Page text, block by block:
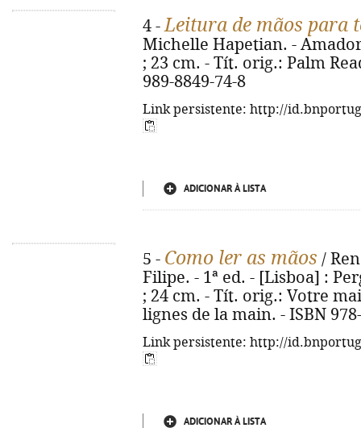
4 -Leitura de mãos para
Michelle Hapetian. -
; 23 cm. - Tít. orig.: Palm
989-8849-74-8
Link persistente: http://
ADICIONAR À LISTA
5 - Como ler as mãos /
Filipe. - 1ª ed. - [Lisboa] :
; 24 cm. - Tít. orig.: Votre
lignes de la main. - ISBN
Link persistente: http://
ADICIONAR À LISTA